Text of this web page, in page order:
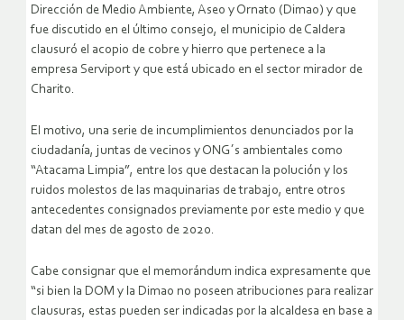
Dirección de Medio Ambiente, Aseo y Ornato (Dimao) y que
fue discutido en el último consejo, el municipio de Caldera
clausuró el acopio de cobre y hierro que pertenece a la
empresa Serviport y que está ubicado en el sector mirador de
Charito.
El motivo, una serie de incumplimientos denunciados por la
ciudadanía, juntas de vecinos y ONG´s ambientales como
“Atacama Limpia”, entre los que destacan la polución y los
ruidos molestos de las maquinarias de trabajo, entre otros
antecedentes consignados previamente por este medio y que
datan del mes de agosto de 2020.
Cabe consignar que el memorándum indica expresamente que
“si bien la DOM y la Dimao no poseen atribuciones para realizar
clausuras, estas pueden ser indicadas por la alcaldesa en base a